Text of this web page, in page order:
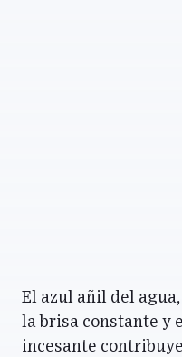
El azul añil del
la brisa constante y
incesante